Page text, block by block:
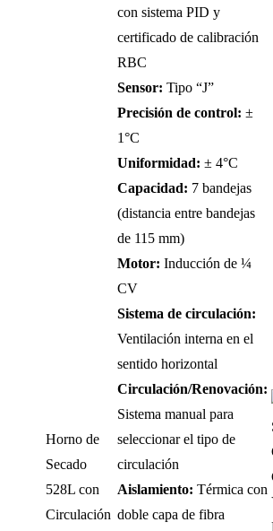
Horno de
Secado
528L con
Circulación
con sistema PID y
certificado de calibración
RBC
Sensor: Tipo “J”
Precisión de control: ±
1°C
Uniformidad: ± 4°C
Capacidad: 7 bandejas
(distancia entre bandejas
de 115 mm)
Motor: Inducción de ¼
CV
Sistema de circulación:
Ventilación interna en el
sentido horizontal
Circulación/Renovación:
Sistema manual para
seleccionar el tipo de
circulación
Aislamiento: Térmica con
doble capa de fibra